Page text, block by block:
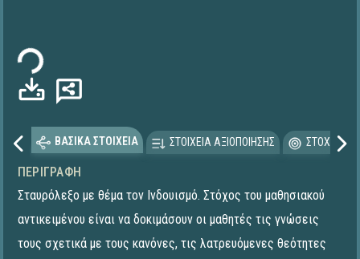
ΒΑΣΙΚΑ ΣΤΟΙΧΕΙΑ ΣΤΟΙΧΕΙΑ ΑΞΙΟΠΟΙΗΣΗΣ
ΠΕΡΙΓΡΑΦΉ
Σταυρόλεξο με θέμα τον Ινδουισμό. Στόχος του μαθησιακού
αντικειμένου είναι να δοκιμάσουν οι μαθητές τις γνώσεις
τους σχετικά με τους κανόνες, τις λατρευόμενες θεότητες